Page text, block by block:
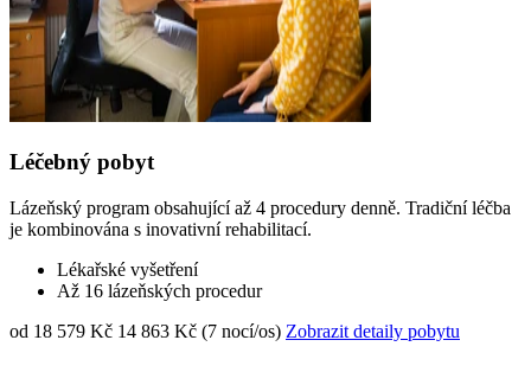
Léčebný pobyt
Lázeňský program obsahující až 4 procedury denně. Tradiční léčba
je kombinována s inovativní rehabilitací.
Lékařské vyšetření
Až 16 lázeňských procedur
od 18 579 Kč 14 863 Kč (7 nocí/os) Zobrazit detaily pobytu